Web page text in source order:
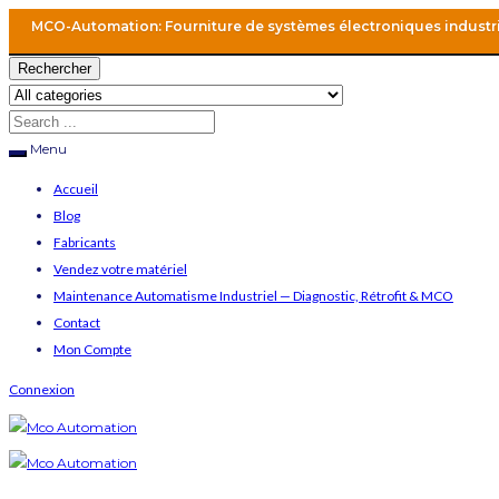
MCO-Automation: Fourniture de systèmes électroniques
Rechercher
Menu
Accueil
Blog
Fabricants
Vendez votre matériel
Maintenance Automatisme Industriel — Diagnostic, Rétrofit & MCO
Contact
Mon Compte
Connexion